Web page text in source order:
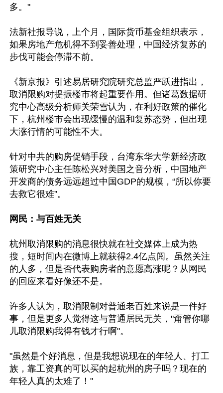
多。"
法新社报导说，上个月，国际货币基金组织表示，
如果房地产危机得不到妥善处理，中国经济复苏的
步伐可能会停滞不前。
《新京报》引述易居研究院研究总监严跃进指出，
取消限购对提振楼市将起重要作用。但诸葛数据研
究中心高级分析师关荣雪认为，在利好政策的催化
下，杭州楼市会出现缓慢的温和复苏态势，但出现
大涨行情的可能性不大。
针对中共的购房促销手段，台湾东华大学新经济政
策研究中心主任陈松兴对美国之音分析，中国地产
开发商的债务远远超过中国GDP的规模，“所以你要
去救它很难”。
网民：与百姓无关
杭州取消限购的消息很快就在社交媒体上成为热
搜，短时间内在微博上就获得2.4亿点阅。虽然关注
的人多，但是否代表购房者的意愿高涨呢？从网民
的回应来看好像还不是。
许多人认为，取消限制对普通老百姓来说是一件好
事，但是更多人觉得这与普通居民无关，"甭管你哪
儿取消限购我得有钱才行啊"。
"虽然是个好消息，但是我想说现在的年轻人、打工
族，靠工资真的可以买的起杭州的房子吗？现在的
年轻人真的太难了！"